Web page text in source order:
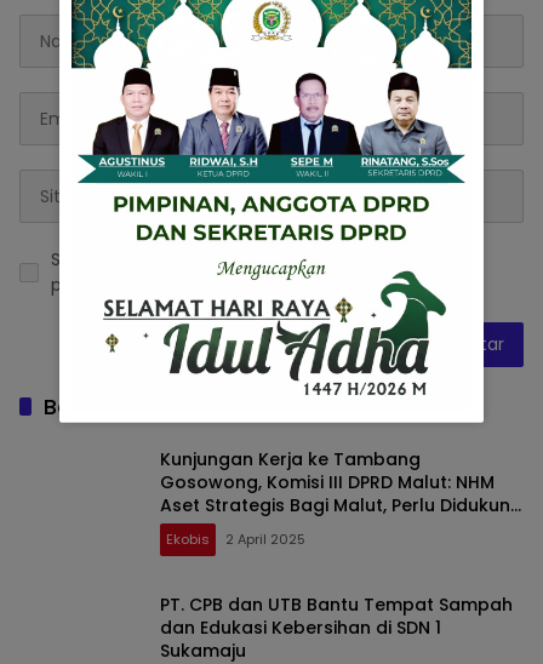
Simpan nama, email, dan situs web saya pada
peramban ini untuk komentar saya berikutnya.
Baca Juga
Kunjungan Kerja ke Tambang
Gosowong, Komisi III DPRD Malut: NHM
Aset Strategis Bagi Malut, Perlu Didukung
agar Bangkit dan Pulih
Ekobis 2 April 2025
PT. CPB dan UTB Bantu Tempat Sampah
dan Edukasi Kebersihan di SDN 1
Sukamaju